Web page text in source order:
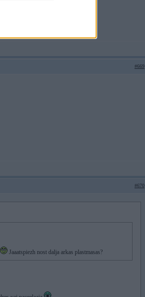
#669
#670
Jaaatspiezh nost dalja arkas plastmasas?